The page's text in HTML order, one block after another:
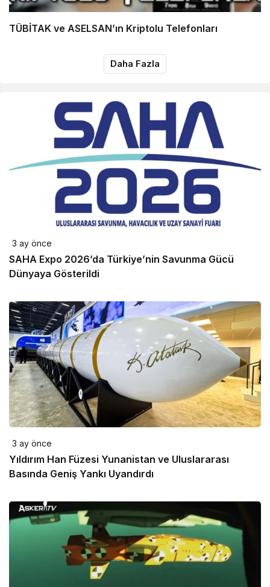
TÜBİTAK ve ASELSAN’ın Kriptolu Telefonları
Daha Fazla
3 ay önce
SAHA Expo 2026’da Türkiye’nin Savunma Gücü
Dünyaya Gösterildi
3 ay önce
Yıldırım Han Füzesi Yunanistan ve Uluslararası
Basında Geniş Yankı Uyandırdı